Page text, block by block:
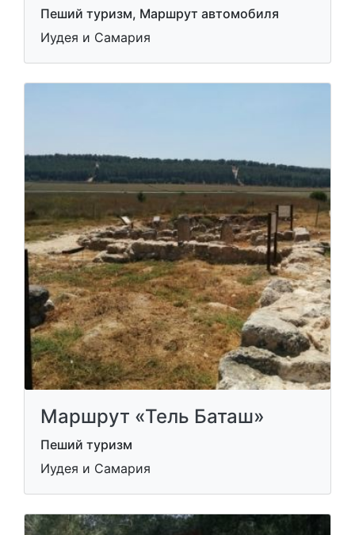
Пеший туризм, Маршрут автомобиля
Иудея и Самария
Маршрут «Тель Баташ»
Пеший туризм
Иудея и Самария